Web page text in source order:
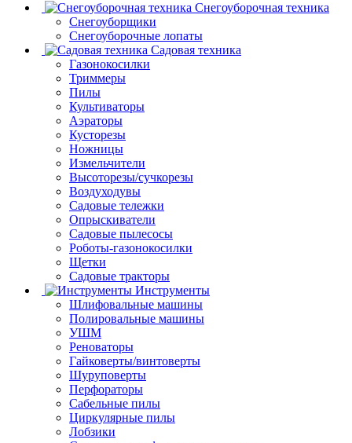
Снегоуборочная техника
Снегоуборщики
Снегоуборочные лопаты
Садовая техника
Газонокосилки
Триммеры
Пилы
Культиваторы
Аэраторы
Кусторезы
Ножницы
Измельчители
Высоторезы/сучкорезы
Воздуходувы
Садовые тележки
Опрыскиватели
Садовые пылесосы
Роботы-газонокосилки
Щетки
Садовые тракторы
Инструменты
Шлифовальные машины
Полировальные машины
УШМ
Реноваторы
Гайковерты/винтоверты
Шуруповерты
Перфораторы
Сабельные пилы
Циркулярные пилы
Лобзики